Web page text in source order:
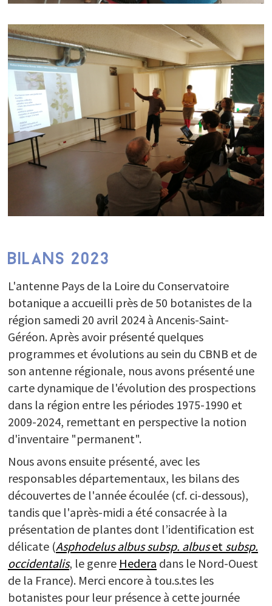
BILANS 2023
L'antenne Pays de la Loire du Conservatoire
botanique a accueilli près de 50 botanistes de la
région samedi 20 avril 2024 à Ancenis-Saint-
Géréon. Après avoir présenté quelques
programmes et évolutions au sein du CBNB et de
son antenne régionale, nous avons présenté une
carte dynamique de l'évolution des prospections
dans la région entre les périodes 1975-1990 et
2009-2024, remettant en perspective la notion
d'inventaire "permanent".
Nous avons ensuite présenté, avec les
responsables départementaux, les bilans des
découvertes de l'année écoulée (cf. ci-dessous),
tandis que l'après-midi a été consacrée à la
présentation de plantes dont l’identification est
délicate (Asphodelus albus subsp. albuset subsp.
occidentalis, le genre Hedera dans le Nord-Ouest
de la France). Merci encore à tou.s.tes les
botanistes pour leur présence à cette journée